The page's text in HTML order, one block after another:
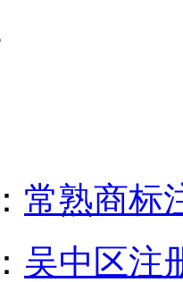
常熟商标
吴中区注